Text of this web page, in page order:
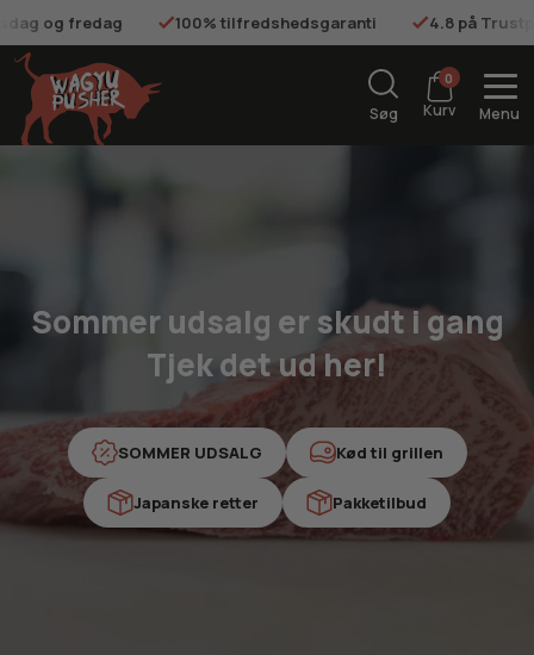
tilfredshedsgaranti 4.8 på Trustpilot Gratis fragt på
Søg
0
Kurv Menu
Sommer udsalg er skudt i gang
Tjek det ud her!
SOMMER UDSALG Kød til grillen
Japanske retter Pakketilbud